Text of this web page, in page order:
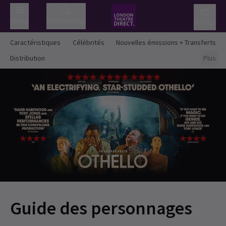
Caractéristiques Célébrités
Nouvelles émissions + Transferts
Distribution
Plus
Guide des personnages